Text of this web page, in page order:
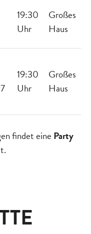
19:30
Uhr
Großes
Haus
19:30
Uhr
Großes
Haus
findet eine Party